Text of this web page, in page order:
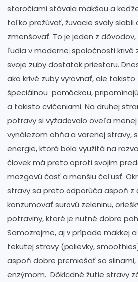
storočiami stávala mäkšou a
toľko prežúvať, žuvacie svaly
zmenšovať. To je jeden z
ľudia v modernej spoločnosti
svoje zuby dostatok priestoru.
ako krivé zuby vyrovnať, ale
špeciálnou pomôckou,
a takisto cvičeniami. Na druhej
potravy si vyžadovalo oveľa
vynálezom ohňa a varenej stravy,
energie, ktorá bola využitá na
človek má preto oproti svojim
mozgovú časť a menšiu čeľusť.
stravy sa preto odporúča aspoň z
konzumovať surovú zeleninu,
potraviny, ktoré je nutné dobre
Samozrejme, aj v prípade mäkkej
tekutej stravy (polievky,
aspoň dobre premiešať so slinami,
enzýmom. Dôkladné žutie stravy